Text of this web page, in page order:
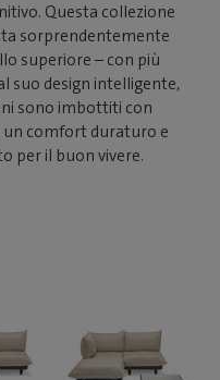
Questa collezione
sorprendentemente
superiore – con più
suo design intelligente,
sono imbottiti con
un comfort duraturo e
per il buon vivere.